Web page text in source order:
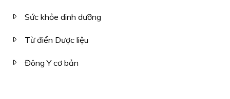
Sức khỏe dinh dưỡng
Từ điển Dược liệu
Đông Y cơ bản